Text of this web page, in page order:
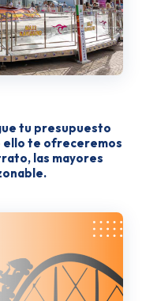
tu presupuesto
ello te ofreceremos
las mayores